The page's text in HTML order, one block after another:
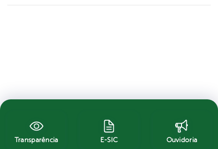
Transparência E-SIC Ouvidoria